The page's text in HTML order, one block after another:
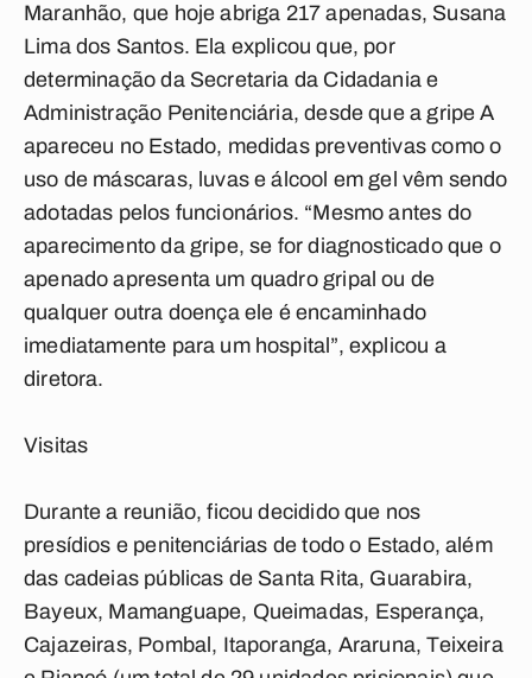
Maranhão, que hoje abriga 217 apenadas, Susana
Lima dos Santos. Ela explicou que, por
determinação da Secretaria da Cidadania e
Administração Penitenciária, desde que a gripe A
apareceu no Estado, medidas preventivas como o
uso de máscaras, luvas e álcool em gel vêm sendo
adotadas pelos funcionários. “Mesmo antes do
aparecimento da gripe, se for diagnosticado que o
apenado apresenta um quadro gripal ou de
qualquer outra doença ele é encaminhado
imediatamente para um hospital”, explicou a
diretora.
Visitas
Durante a reunião, ficou decidido que nos
presídios e penitenciárias de todo o Estado, além
das cadeias públicas de Santa Rita, Guarabira,
Bayeux, Mamanguape, Queimadas, Esperança,
Cajazeiras, Pombal, Itaporanga, Araruna, Teixeira